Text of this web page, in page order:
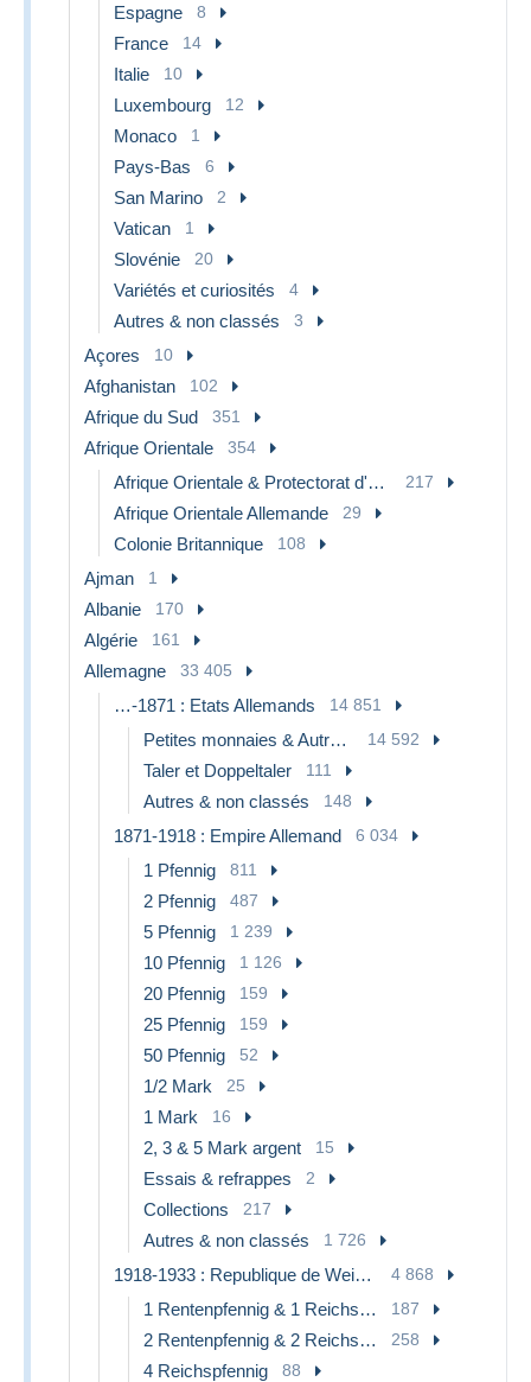
Espagne 8
France 14
Italie 10
Luxembourg 12
Monaco 1
Pays-Bas 6
San Marino 2
Vatican 1
Slovénie 20
Variétés et curiosités 4
Autres & non classés 3
Açores 10
Afghanistan 102
Afrique du Sud 351
Afrique Orientale 354
Afrique Orientale & Protectorat d'Ouganda 217
Afrique Orientale Allemande 29
Colonie Britannique 108
Ajman 1
Albanie 170
Algérie 161
Allemagne 33 405
…-1871 : Etats Allemands 14 851
Petites monnaies & Autres subdivisions 14 592
Taler et Doppeltaler 111
Autres & non classés 148
1871-1918 : Empire Allemand 6 034
1 Pfennig 811
2 Pfennig 487
5 Pfennig 1 239
10 Pfennig 1 126
20 Pfennig 159
25 Pfennig 159
50 Pfennig 52
1/2 Mark 25
1 Mark 16
2, 3 & 5 Mark argent 15
Essais & refrappes 2
Collections 217
Autres & non classés 1 726
1918-1933 : Republique de Weimar 4 868
1 Rentenpfennig & 1 Reichspfennig 187
2 Rentenpfennig & 2 Reichspfennig 258
4 Reichspfennig 88